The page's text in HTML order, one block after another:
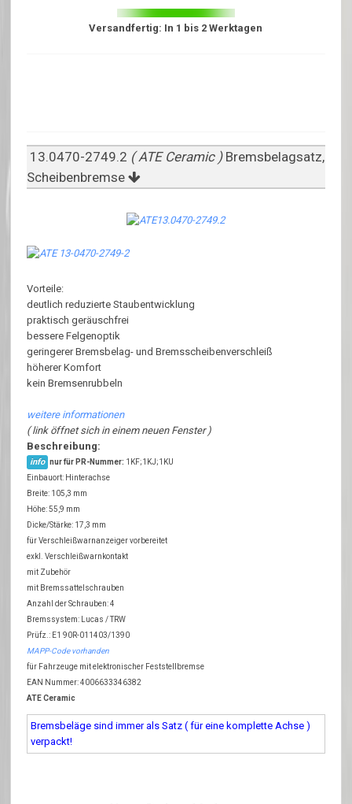
Versandfertig: In 1 bis 2 Werktagen
13.0470-2749.2 ( ATE Ceramic ) Bremsbelagsatz,
Scheibenbremse
Vorteile:
deutlich reduzierte Staubentwicklung
praktisch geräuschfrei
bessere Felgenoptik
geringerer Bremsbelag- und Bremsscheibenverschleiß
höherer Komfort
kein Bremsenrubbeln
weitere informationen
( link öffnet sich in einem neuen Fenster )
Beschreibung:
info nur für PR-Nummer: 1KF;1KJ;1KU
Einbauort: Hinterachse
Breite: 105,3 mm
Höhe: 55,9 mm
Dicke/Stärke: 17,3 mm
für Verschleißwarnanzeiger vorbereitet
exkl. Verschleißwarnkontakt
mit Zubehör
mit Bremssattelschrauben
Anzahl der Schrauben: 4
Bremssystem: Lucas / TRW
Prüfz.: E1 90R-011403/1390
MAPP-Code vorhanden
für Fahrzeuge mit elektronischer Feststellbremse
EAN Nummer: 4006633346382
ATE Ceramic
Bremsbeläge sind immer als Satz ( für eine komplette Achse )
verpackt!